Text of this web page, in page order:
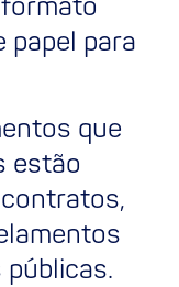
papel para
que
estão